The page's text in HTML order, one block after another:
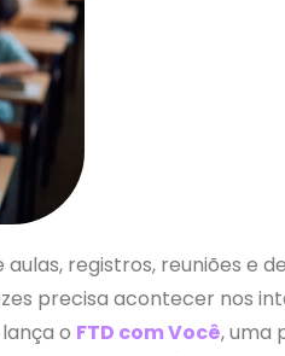
registros, reuniões e
precisa acontecer nos
lança o FTD com Você, uma